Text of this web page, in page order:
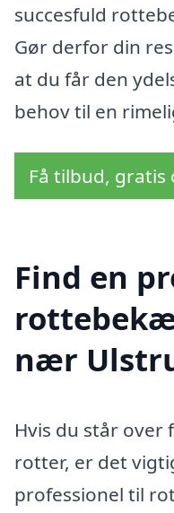
succesfuld
Gør derfor din
at du får den
behov til en
Få tilbud,
Find en
nær
Hvis du står over
rotter, er det
professionel til